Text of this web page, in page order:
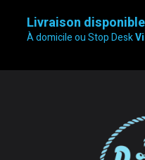
Livraison disponible
À domicile ou Stop Desk